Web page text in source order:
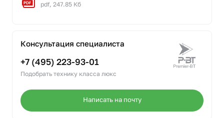
pdf, 247.85 Кб
Консультация специалиста
+7 (495) 223-93-01
Подобрать технику класса люкс
Написать на почту